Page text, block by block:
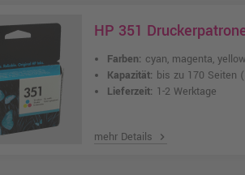
HP 351
Farben: cyan, magenta, yellow
Kapazität: bis zu 170 Seiten
Lieferzeit: 1-2 Werktage
mehr Details chevron_right